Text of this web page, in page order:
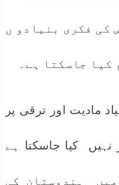
کی فکری بنیادو ں
جاسکتا ہے۔
مادیت اور ترقی پر
کیا جاسکتا ہے
میں ہندوستان کی